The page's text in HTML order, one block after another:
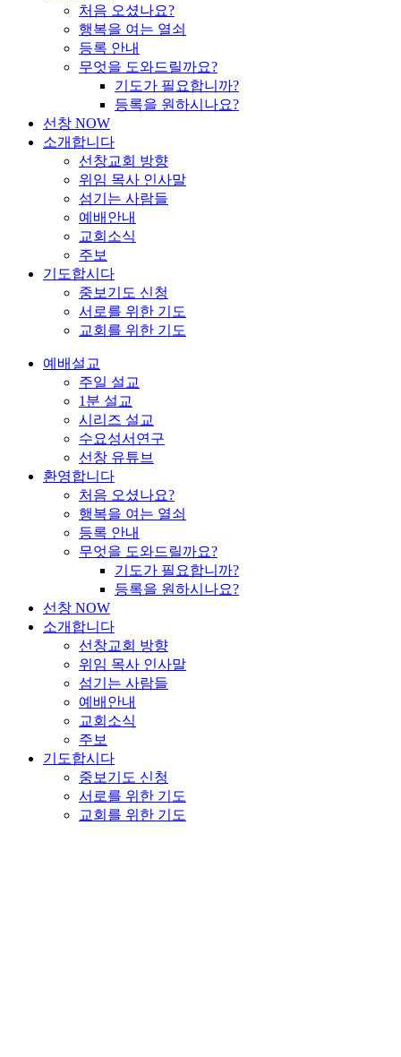
처음 오셨나요?
행복을 여는 열쇠
등록 안내
무엇을 도와드릴까요?
기도가 필요합니까?
등록을 원하시나요?
선창 NOW
소개합니다
선창교회 방향
위임 목사 인사말
섬기는 사람들
예배안내
교회소식
주보
기도합시다
중보기도 신청
서로를 위한 기도
교회를 위한 기도
예배설교
주일 설교
1분 설교
시리즈 설교
수요성서연구
선창 유튜브
환영합니다
처음 오셨나요?
행복을 여는 열쇠
등록 안내
무엇을 도와드릴까요?
기도가 필요합니까?
등록을 원하시나요?
선창 NOW
소개합니다
선창교회 방향
위임 목사 인사말
섬기는 사람들
예배안내
교회소식
주보
기도합시다
중보기도 신청
서로를 위한 기도
교회를 위한 기도